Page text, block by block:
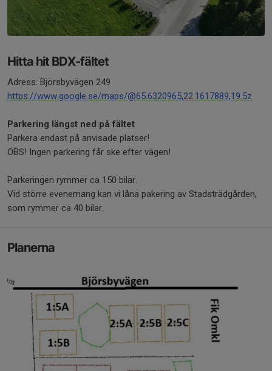
Hitta hit BDX-fältet
Adress: Björsbyvägen 249
https://www.google.se/maps/@65.6320965,22.1617889,19.5z
Parkering längst ned på fältet
Parkera endast på anvisade platser!
OBS! Ingen parkering får ske efter vägen!
Parkeringen rymmer ca 150 bilar.
Vid större evenemang kan vi låna pakering av Stadsträdgården,
som rymmer ca 40 bilar.
Planerna